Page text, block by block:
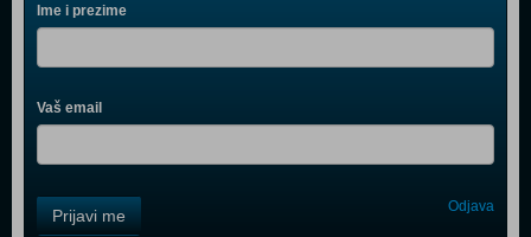
Ime i prezime
Vaš email
Field
Prijavi me Odjava